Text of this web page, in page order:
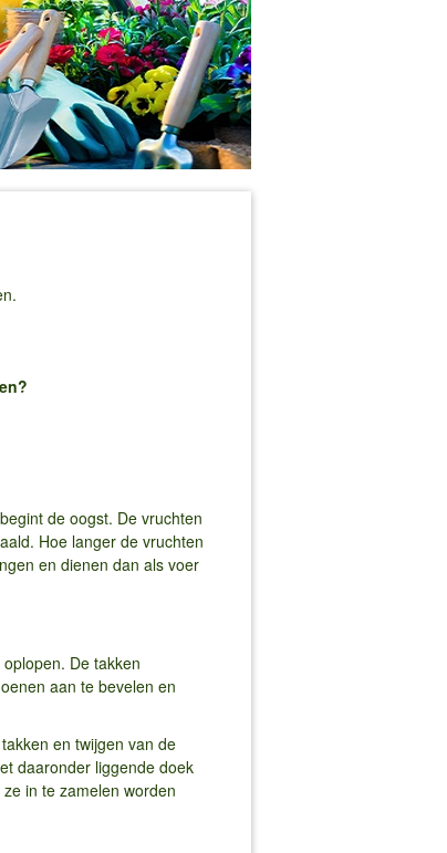
de oogst. De vruchten
Hoe langer de vruchten
en dienen dan als voer
De takken
aan te bevelen en
en twijgen van de
daaronder liggende doek
in te zamelen worden